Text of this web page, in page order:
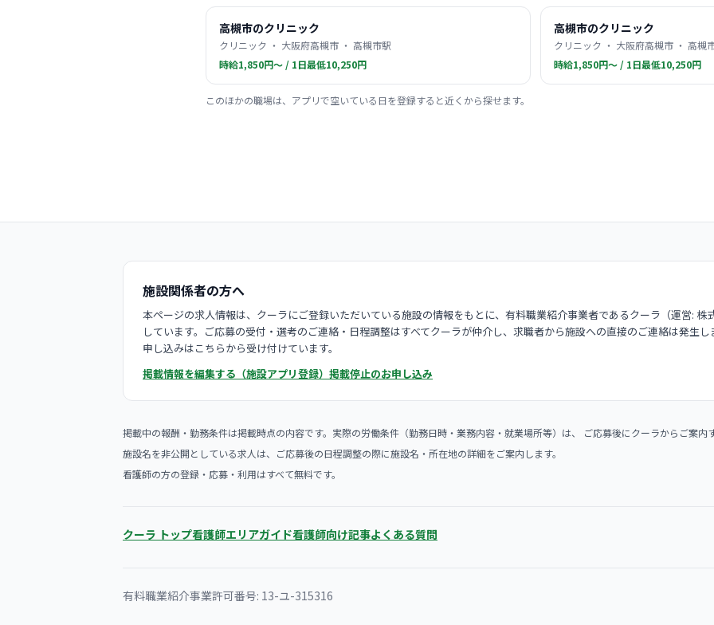
高槻市のクリニック
クリニック ・ 大阪府高槻市 ・ 高槻市駅
時給1,850円〜 / 1日最低10,250円
高槻市のクリニック
クリニック ・ 大阪府高槻市 ・ 高槻
時給1,850円〜 / 1日最低10,250円
このほかの職場は、アプリで空いている日を登録すると近くから探せます。
施設関係者の方へ
本ページの求人情報は、クーラにご登録いただいている施設の情報をもとに、有料職業紹介事業者であるクーラ（運営:
しています。ご応募の受付・選考のご連絡・日程調整はすべてクーラが仲介し、求職者から施設への直接のご連絡は発生
申し込みはこちらから受け付けています。
掲載情報を編集する（施設アプリ登録） 掲載停止のお申し込み
掲載中の報酬・勤務条件は掲載時点の内容です。実際の労働条件（勤務日時・業務内容・就業場所等）は、 ご応募後にクーラからご案内
施設名を非公開としている求人は、ご応募後の日程調整の際に施設名・所在地の詳細をご案内します。
看護師の方の登録・応募・利用はすべて無料です。
クーラ トップ看護師エリアガイド看護師向け記事よくある質問
有料職業紹介事業許可番号: 13-ユ-315316